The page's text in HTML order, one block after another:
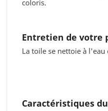
coloris.
Entretien de votre
La toile se nettoie à l'eau
Caractéristiques